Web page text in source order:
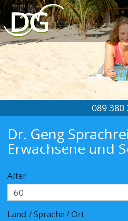
089 380
Dr. Geng
Erwachsene und
Alter
Land / Sprache / Ort